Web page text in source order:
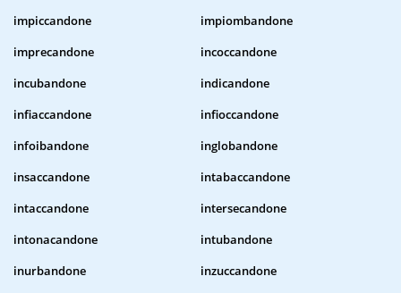
impiccandone
impiombandone
imprecandone
incoccandone
incubandone
indicandone
infiaccandone
infioccandone
infoibandone
inglobandone
insaccandone
intabaccandone
intaccandone
intersecandone
intonacandone
intubandone
inurbandone
inzuccandone